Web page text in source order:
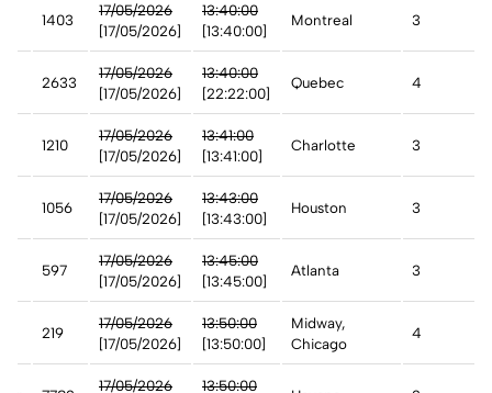
1403
17/05/2026
[17/05/2026]
13:40:00
[13:40:00]
Montreal 3
2633
17/05/2026
[17/05/2026]
13:40:00
[22:22:00]
Quebec 4
1210
17/05/2026
[17/05/2026]
13:41:00
[13:41:00]
Charlotte 3
1056
17/05/2026
[17/05/2026]
13:43:00
[13:43:00]
Houston 3
597
17/05/2026
[17/05/2026]
13:45:00
[13:45:00]
Atlanta 3
219
17/05/2026
[17/05/2026]
13:50:00
[13:50:00]
Midway,
Chicago
4
17/05/2026
13:50:00